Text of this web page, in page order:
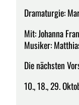
Dramaturgie:
Mit: Johanna
Musiker:
Die nächsten
10., 18., 29.